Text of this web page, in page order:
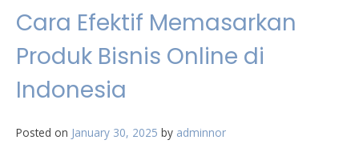
Cara Efektif Memasarkan
Produk Bisnis Online di
Indonesia
Posted on January 30, 2025 by adminnor